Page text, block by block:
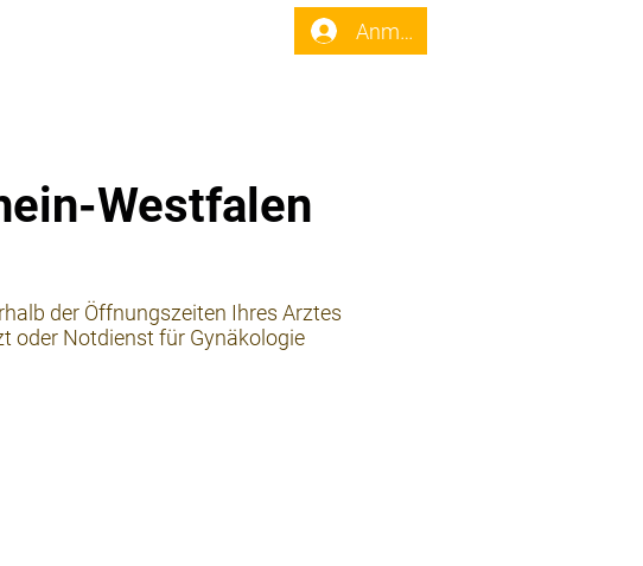
Anmelden
Westfalen
der Öffnungszeiten Ihres Arztes
oder Notdienst für Gynäkologie